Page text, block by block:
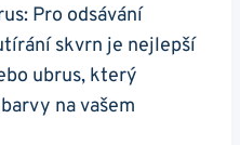
Pro odsávání
skvrn je nejlepší
ubrus, který
na vašem